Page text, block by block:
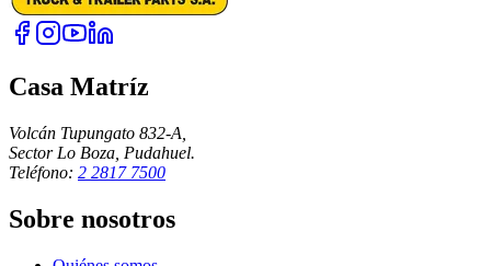
Casa Matríz
Volcán Tupungato 832-A,
Sector Lo Boza, Pudahuel.
Teléfono: 2 2817 7500
Sobre nosotros